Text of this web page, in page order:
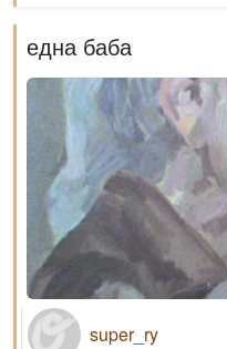
една баба
super_ry